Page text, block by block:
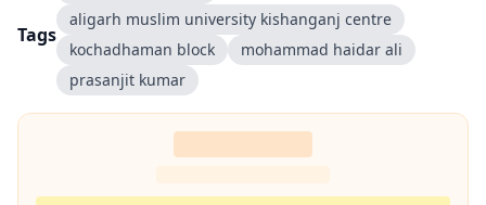
Tags
aligarh muslim university kishanganj centre
kochadhaman block
mohammad haidar ali
prasanjit kumar